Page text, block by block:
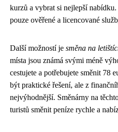
kurzů a vybrat si nejlepší
pouze ověřené a licencované
Další možností je směna na
místa jsou známá svými méně
cestujete a potřebujete směnit 78
být praktické řešení, ale z
nejvýhodnější. Směnárny na
turistů směnit peníze rychle a